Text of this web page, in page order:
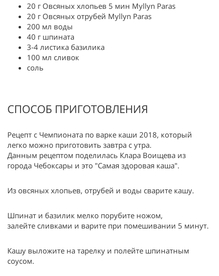
20 г Овсяных хлопьев 5 мин Myllyn Paras
20 г Овсяных отрубей Myllyn Paras
200 мл воды
40 г шпината
3-4 листика базилика
100 мл сливок
соль
СПОСОБ ПРИГОТОВЛЕНИЯ
Рецепт с Чемпионата по варке каши 2018, который
легко можно приготовить завтра с утра.
Данным рецептом поделилась Клара Воищева из
города Чебоксары и это "Самая здоровая каша".
Из овсяных хлопьев, отрубей и воды сварите кашу.
Шпинат и базилик мелко порубите ножом,
залейте сливками и варите при помешивании 5 минут.
Кашу выложите на тарелку и полейте шпинатным
соусом.